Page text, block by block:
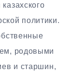
политики.
родовыми
и старшин,